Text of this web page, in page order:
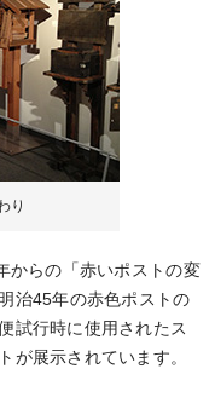
り
からの「赤いポストの変
治45年の赤色ポストの
試行時に使用されたス
が展示されています。